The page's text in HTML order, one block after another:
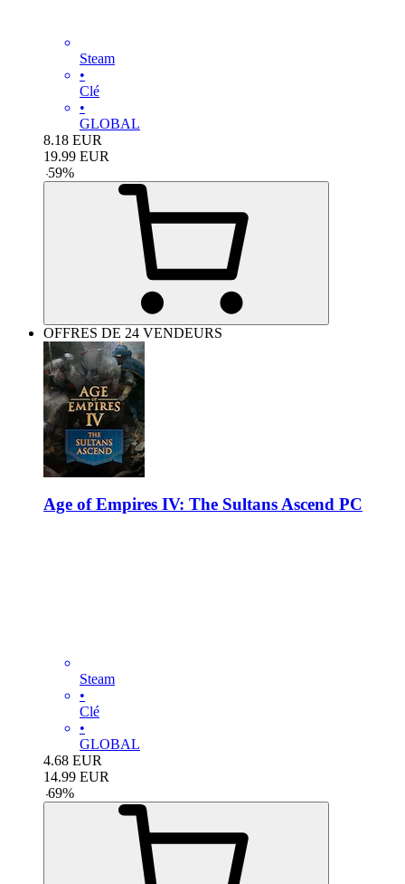
Steam
•
Clé
•
GLOBAL
8.18 EUR
19.99 EUR
-59%
OFFRES DE 24 VENDEURS
Age of Empires IV: The Sultans Ascend PC
Steam
•
Clé
•
GLOBAL
4.68 EUR
14.99 EUR
-69%